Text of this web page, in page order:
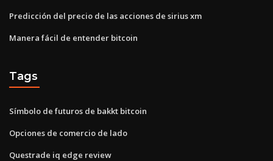
Predicción del precio de las acciones de sirius xm
Manera fácil de entender bitcoin
Tags
Símbolo de futuros de bakkt bitcoin
Opciones de comercio de lado
Questrade iq edge review